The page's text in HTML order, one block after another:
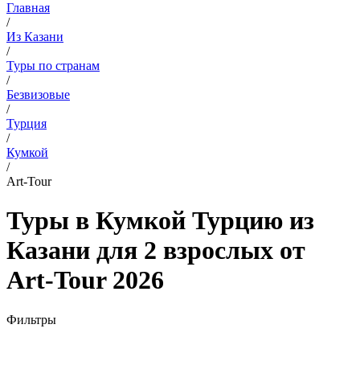
Главная
/
Из Казани
/
Туры по странам
/
Безвизовые
/
Турция
/
Кумкой
/
Art-Tour
Туры в Кумкой Турцию из
Казани для 2 взрослых от
Art-Tour 2026
Фильтры